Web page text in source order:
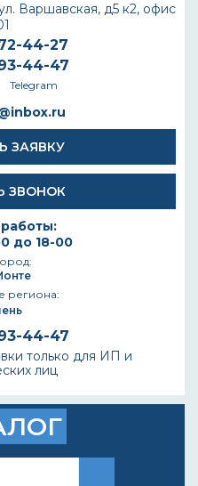
Варшавская, д5 к2, офис
44-27
44-47
Telegram
ЗАЯВКУ
ЗВОНОК
до 18-00
региона:
44-47
только для ИП и
лиц